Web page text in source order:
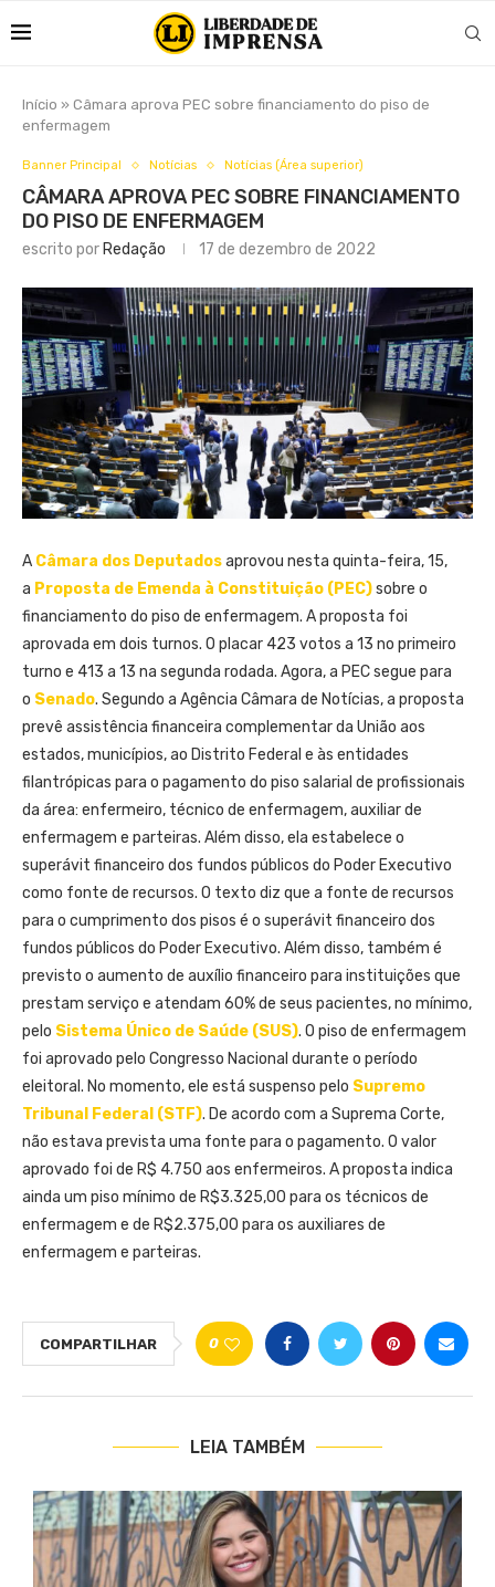
Início » Câmara aprova PEC sobre financiamento do piso de
enfermagem
Banner Principal Notícias Notícias (Área superior)
CÂMARA APROVA PEC SOBRE FINANCIAMENTO
DO PISO DE ENFERMAGEM
escrito por Redação 17 de dezembro de 2022
A Câmara dos Deputadosaprovou nesta quinta-feira, 15,
a Proposta de Emenda à Constituição (PEC)sobre o
financiamento do piso de enfermagem. A proposta foi
aprovada em dois turnos. O placar 423 votos a 13 no primeiro
turno e 413 a 13 na segunda rodada. Agora, a PEC segue para
o Senado. Segundo a Agência Câmara de Notícias, a proposta
prevê assistência financeira complementar da União aos
estados, municípios, ao Distrito Federal e às entidades
filantrópicas para o pagamento do piso salarial de profissionais
da área: enfermeiro, técnico de enfermagem, auxiliar de
enfermagem e parteiras. Além disso, ela estabelece o
superávit financeiro dos fundos públicos do Poder Executivo
como fonte de recursos. O texto diz que a fonte de recursos
para o cumprimento dos pisos é o superávit financeiro dos
fundos públicos do Poder Executivo. Além disso, também é
previsto o aumento de auxílio financeiro para instituições que
prestam serviço e atendam 60% de seus pacientes, no mínimo,
pelo Sistema Único de Saúde (SUS). O piso de enfermagem
foi aprovado pelo Congresso Nacional durante o período
eleitoral. No momento, ele está suspenso pelo Supremo
Tribunal Federal (STF). De acordo com a Suprema Corte,
não estava prevista uma fonte para o pagamento. O valor
aprovado foi de R$ 4.750 aos enfermeiros. A proposta indica
ainda um piso mínimo de R$3.325,00 para os técnicos de
enfermagem e de R$2.375,00 para os auxiliares de
enfermagem e parteiras.
COMPARTILHAR 0
LEIA TAMBÉM